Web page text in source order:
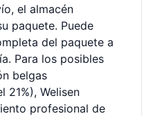
el almacén
paquete. Puede
del paquete a
Para los posibles
belgas
21%), Welisen
profesional de